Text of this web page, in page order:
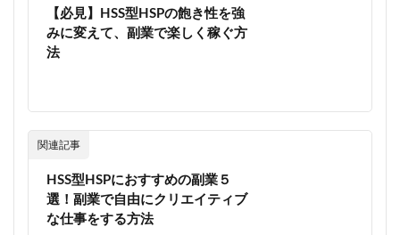
【必見】HSS型HSPの飽き性を強
みに変えて、副業で楽しく稼ぐ方
法
関連記事
HSS型HSPにおすすめの副業５
選！副業で自由にクリエイティブ
な仕事をする方法